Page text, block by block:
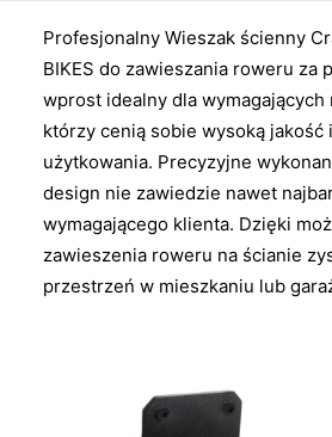
Profesjonalny Wieszak ścienny
BIKES do zawieszania roweru za
wprost idealny dla wymagających
którzy cenią sobie wysoką jakość
użytkowania. Precyzyjne
design nie zawiedzie nawet
wymagającego klienta. Dzięki
zawieszenia roweru na ścianie
przestrzeń w mieszkaniu lub